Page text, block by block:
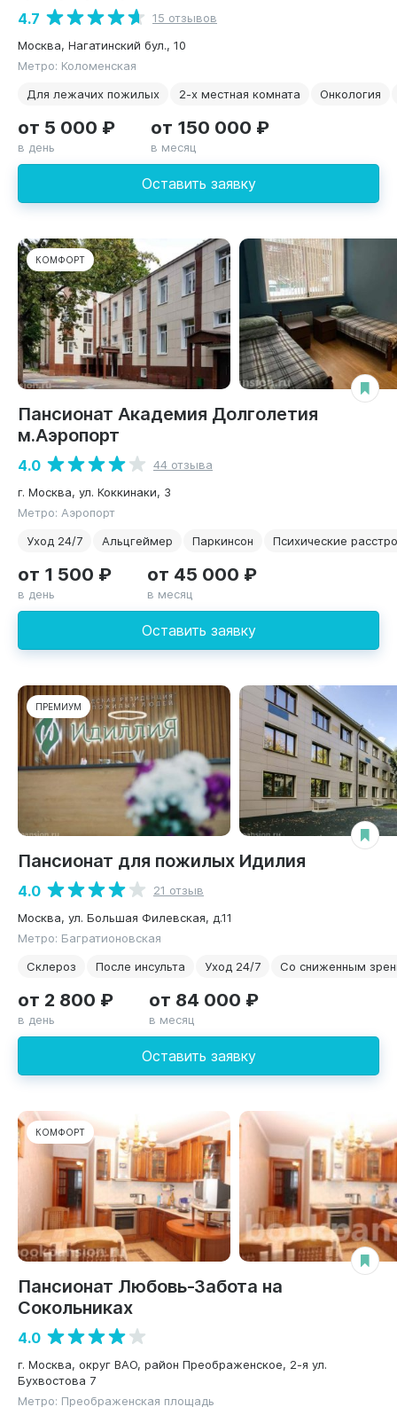
4.7
15 отзывов
Москва, Нагатинский бул., 10
Метро: Коломенская
Для лежачих пожилых
2-х местная комната Онкология
Оставить заявку
от 5 000 ₽
в день
от 150 000 ₽
в месяц
КОМФОРТ
Пансионат Академия Долголетия
м.Аэропорт
4.0
44 отзыва
г. Москва, ул. Коккинаки, 3
Метро: Аэропорт
Уход 24/7
Альцгеймер Паркинсон Психические
Оставить заявку
от 1 500 ₽
в день
от 45 000 ₽
в месяц
ПРЕМИУМ
Пансионат для пожилых Идилия
4.0
21 отзыв
Москва, ул. Большая Филевская, д.11
Метро: Багратионовская
Склероз
После инсульта Уход 24/7 Со сниженным
Оставить заявку
от 2 800 ₽
в день
от 84 000 ₽
в месяц
КОМФОРТ
Пансионат Любовь-Забота на
Сокольниках
4.0
г. Москва, округ ВАО, район Преображенское, 2-я ул.
Бухвостова 7
Метро: Преображенская площадь